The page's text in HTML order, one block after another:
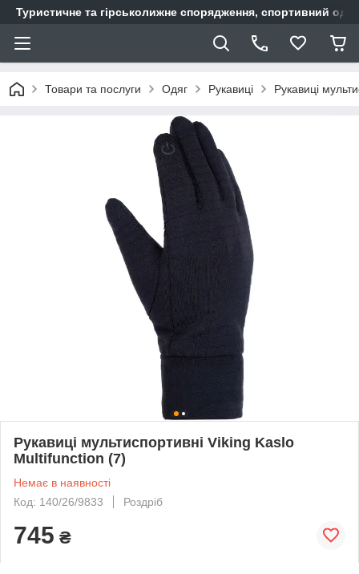
Туристичне та гірськолижне спорядження, спортивний
Товари та послуги Одяг Рукавиці Рукавиці
Рукавиці мультиспортивні Viking Kaslo
Multifunction (7)
Немає в наявності
Код: 140/26/9833
Роздріб
745 ₴